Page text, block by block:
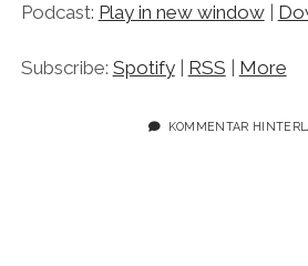
Podcast: Play in new window|
Subscribe: Spotify| RSS | More
KOMMENTAR